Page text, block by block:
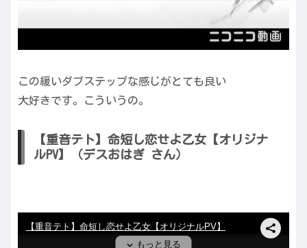
この緩いダブステップな感じがとても良い
大好きです。こういうの。
【重音テト】命短し恋せよ乙女【オリジナ
ルPV】（デスおはぎ さん）